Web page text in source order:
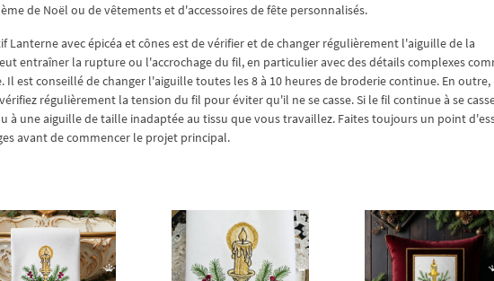
de Noël ou de vêtements et d'accessoires de fête personnalisés.
avec épicéa et cônes est de vérifier et de changer régulièrement l'aiguille de la
entraîner la rupture ou l'accrochage du fil, en particulier avec des détails complexes
est conseillé de changer l'aiguille toutes les 8 à 10 heures de broderie continue. En outre,
régulièrement la tension du fil pour éviter qu'il ne se casse. Si le fil continue à se
à une aiguille de taille inadaptée au tissu que vous travaillez. Faites toujours un point
avant de commencer le projet principal.